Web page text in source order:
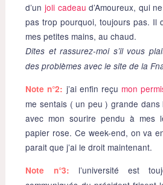
d’un joli cadeau d’Amoureux, qui
pas trop pourquoi, toujours pas. Il
mes petites mains, au chaud.
Dites et rassurez-moi s’il vous
des problèmes avec le site de la
Note n°2: j’ai enfin reçu mon
me sentais ( un peu ) grande
avec mon sourire pendu à mes
papier rose. Ce week-end, on va
parait que j’ai le droit maintenant.
Note n°3: l’université est